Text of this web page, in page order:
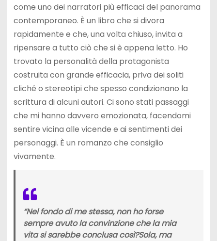
come uno dei narratori più efficaci del panorama
contemporaneo. È un libro che si divora
rapidamente e che, una volta chiuso, invita a
ripensare a tutto ciò che si è appena letto. Ho
trovato la personalità della protagonista
costruita con grande efficacia, priva dei soliti
cliché o stereotipi che spesso condizionano la
scrittura di alcuni autori. Ci sono stati passaggi
che mi hanno davvero emozionata, facendomi
sentire vicina alle vicende e ai sentimenti dei
personaggi. È un romanzo che consiglio
vivamente.
“Nel fondo di me stessa, non ho forse
sempre avuto la convinzione che la mia
vita si sarebbe conclusa così?Sola, ma